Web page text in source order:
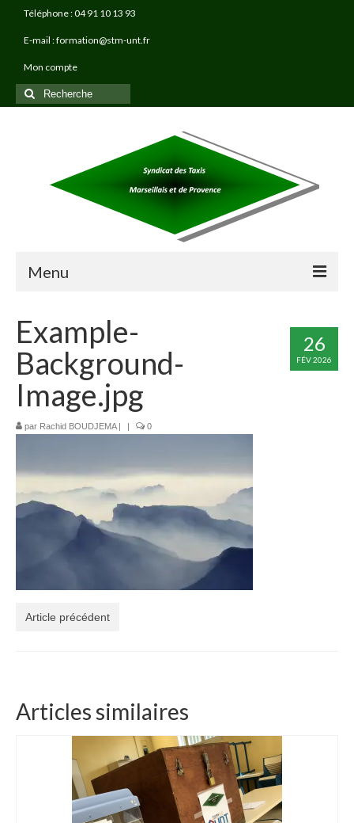
Téléphone : 04 91 10 13 93
E-mail : formation@stm-unt.fr
Mon compte
Rechercher
:
Menu
TAXI PRO FORMATIONS
Devenir taxi – Formation initiale
Avantages du métier de chauffeur de Taxi ?
Formation à la mobilité : Changez de
département en toute sérénité !
Formation Pratique « Admission »
Formation Passerelle
Calendrier de Formation : Lancez votre année
ADHÉREZ
Devenir adhérent
Espace adhérent
ACTUALITÉS
26
FÉV 2026
Example-
Background-
Image.jpg
par Rachid BOUDJEMA| | 0
Article précédent
Articles similaires